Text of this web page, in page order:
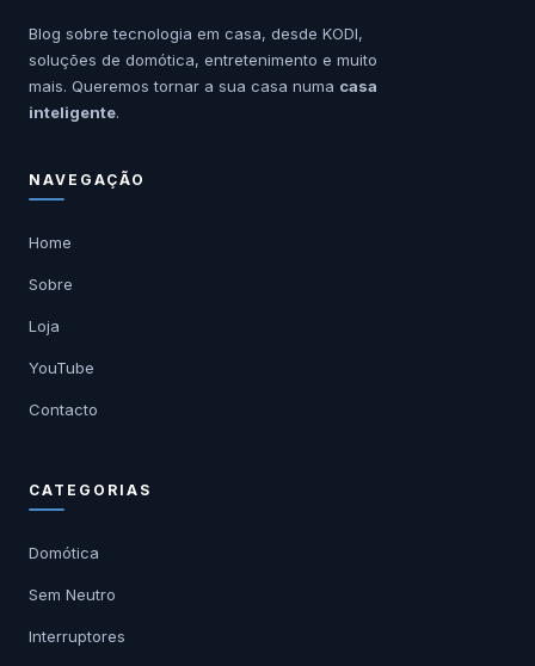
Blog sobre tecnologia em casa, desde KODI,
soluções de domótica, entretenimento e muito
mais. Queremos tornar a sua casa numa casa
inteligente.
NAVEGAÇÃO
Home
Sobre
Loja
YouTube
Contacto
CATEGORIAS
Domótica
Sem Neutro
Interruptores